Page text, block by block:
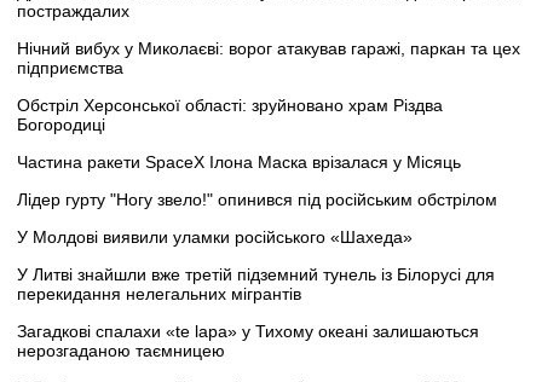
постраждалих
Нічний вибух у Миколаєві: ворог атакував гаражі, паркан та цех
підприємства
Обстріл Херсонської області: зруйновано храм Різдва
Богородиці
Частина ракети SpaceX Ілона Маска врізалася у Місяць
Лідер гурту "Ногу звело!" опинився під російським обстрілом
У Молдові виявили уламки російського «Шахеда»
У Литві знайшли вже третій підземний тунель із Білорусі для
перекидання нелегальних мігрантів
Загадкові спалахи «te lapa» у Тихому океані залишаються
нерозгаданою таємницею